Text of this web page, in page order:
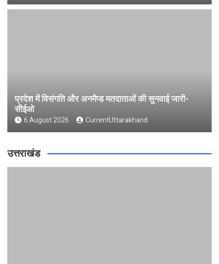
प्रदेश में विसंगति और अनमैप्ड मतदाताओं की सुनवाई जारी-
सीईओ
6 August 2026 CurrentUttarakhand
उत्तराखंड